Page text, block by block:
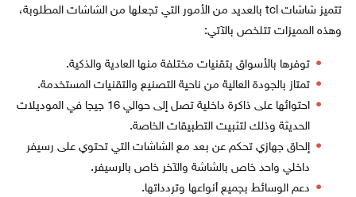
تتميز شاشات tcl بالعديد من الأمور التي تجعلها من الشاشات المطلوبة،
وهذه المميزات تتلخص بالآتي:
توفرها بالأسواق بتقنيات مختلفة منها العادية والذكية.
تمتاز بالجودة العالية من ناحية التصنيع والتقنيات المستخدمة.
احتوائها على ذاكرة داخلية تصل إلى حوالي 16 جيجا في الموديلات
الحديثة وذلك لتثبيت التطبيقات الخاصة.
إلحاق جهازي تحكم عن بعد مع الشاشات التي تحتوي على رسيفر
داخلي واحد خاص بالشاشة والآخر خاص بالرسيفر.
دعم الوسائط بجميع أنواعها وتردداتها.